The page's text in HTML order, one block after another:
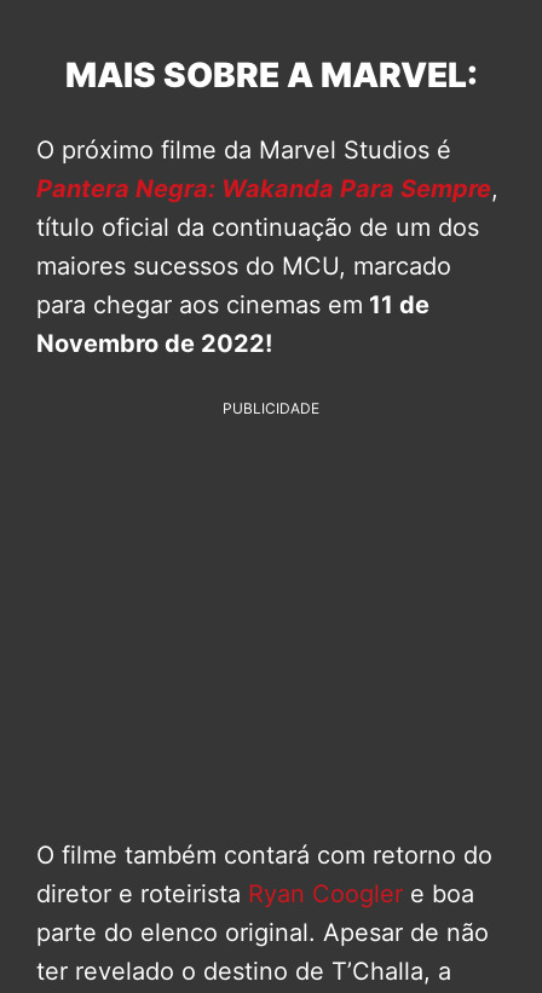
MAIS SOBRE A MARVEL:
O próximo filme da Marvel Studios é
Pantera Negra: Wakanda Para Sempre,
título oficial da continuação de um dos
maiores sucessos do MCU, marcado
para chegar aos cinemas em 11 de
Novembro de 2022!
PUBLICIDADE
O filme também contará com retorno do
diretor e roteirista Ryan Coogler e boa
parte do elenco original. Apesar de não
ter revelado o destino de T’Challa, a